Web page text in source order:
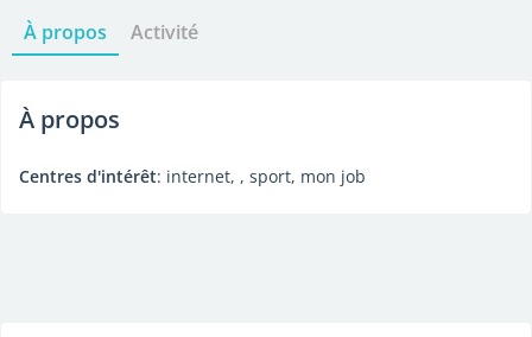
À propos Activité
À propos
Centres d'intérêt: internet, , sport, mon job